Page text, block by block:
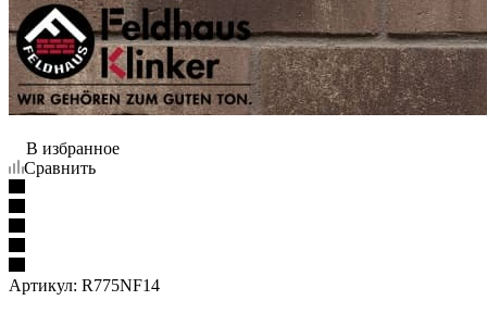
В избранное
Сравнить
Артикул: R775NF14